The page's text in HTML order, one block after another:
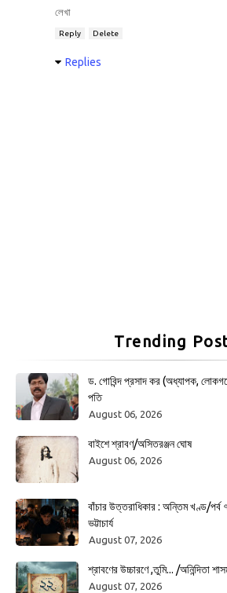
লেখা
Reply Delete
Replies
Trending
ড. গোবিন্দ প্রসাদ কর (অধ্যাপক,
পতি
August 06, 2026
বাইশে শ্রাবণ/অসিতরঞ্জন ঘোষ
August 06, 2026
বাঁচার উত্তরাধিকার : অন্তিম খণ্ড/
ভট্টাচার্য
August 07, 2026
শ্রাবণের উচ্চারণে ,তুমি... /অনিন্দিতা
August 07, 2026